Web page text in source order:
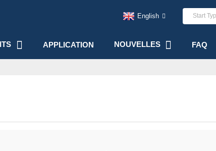
APPLICATION NOUVELLES FAQ
English